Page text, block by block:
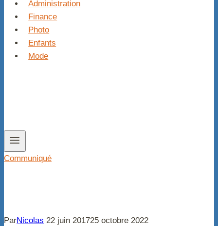
Administration
Finance
Photo
Enfants
Mode
Communiqué
ParNicolas 22 juin 201725 octobre 2022